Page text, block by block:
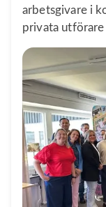
arbetsgivare i
privata